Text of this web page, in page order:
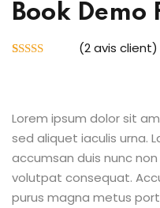
Book Demo
client
(2avis client)
Lorem ipsum dolor sit
sed aliquet iaculis urna.
accumsan duis nunc
volutpat consequat.
purus magna metus